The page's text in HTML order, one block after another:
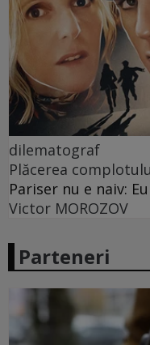
dilematograf
Plăcerea
Pariser nu e naiv:
Victor MOROZOV
Parteneri